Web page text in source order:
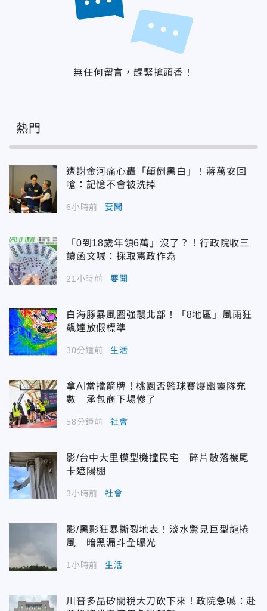
無任何留言，趕緊搶頭香！
熱門
遭謝金河痛心轟「顛倒黑白」！蔣萬安回
嗆：記憶不會被洗掉
6小時前 要聞
「0到18歲年領6萬」沒了？！行政院收三
讀函文喊：採取憲政作為
21小時前 要聞
白海豚暴風圈強襲北部！「8地區」風雨狂
飆達放假標準
30分鐘前 生活
拿AI當擋箭牌！桃園盃籃球賽爆幽靈隊充
數 承包商下場慘了
58分鐘前 社會
影/台中大里模型機撞民宅 碎片散落機尾
卡遮陽棚
3小時前 社會
影/黑影狂暴撕裂地表！淡水驚見巨型龍捲
風 暗黑漏斗全曝光
1小時前 生活
川普多晶矽關稅大刀砍下來！政院急喊：赴